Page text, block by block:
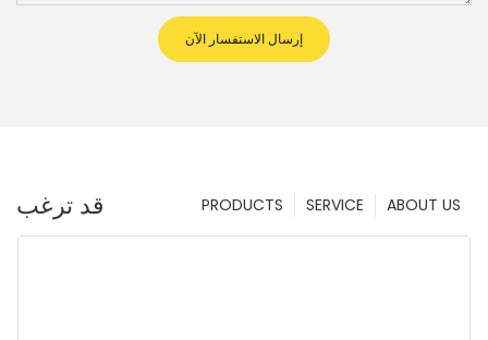
إرسال الاستفسار الآن
قد ترغب ABOUT US
SERVICE
PRODUCTS